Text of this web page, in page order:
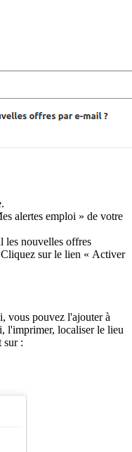
alertes emploi » de votre
les nouvelles offres
sur le lien « Activer
vous pouvez l'ajouter à
l'imprimer, localiser le lieu
sur :